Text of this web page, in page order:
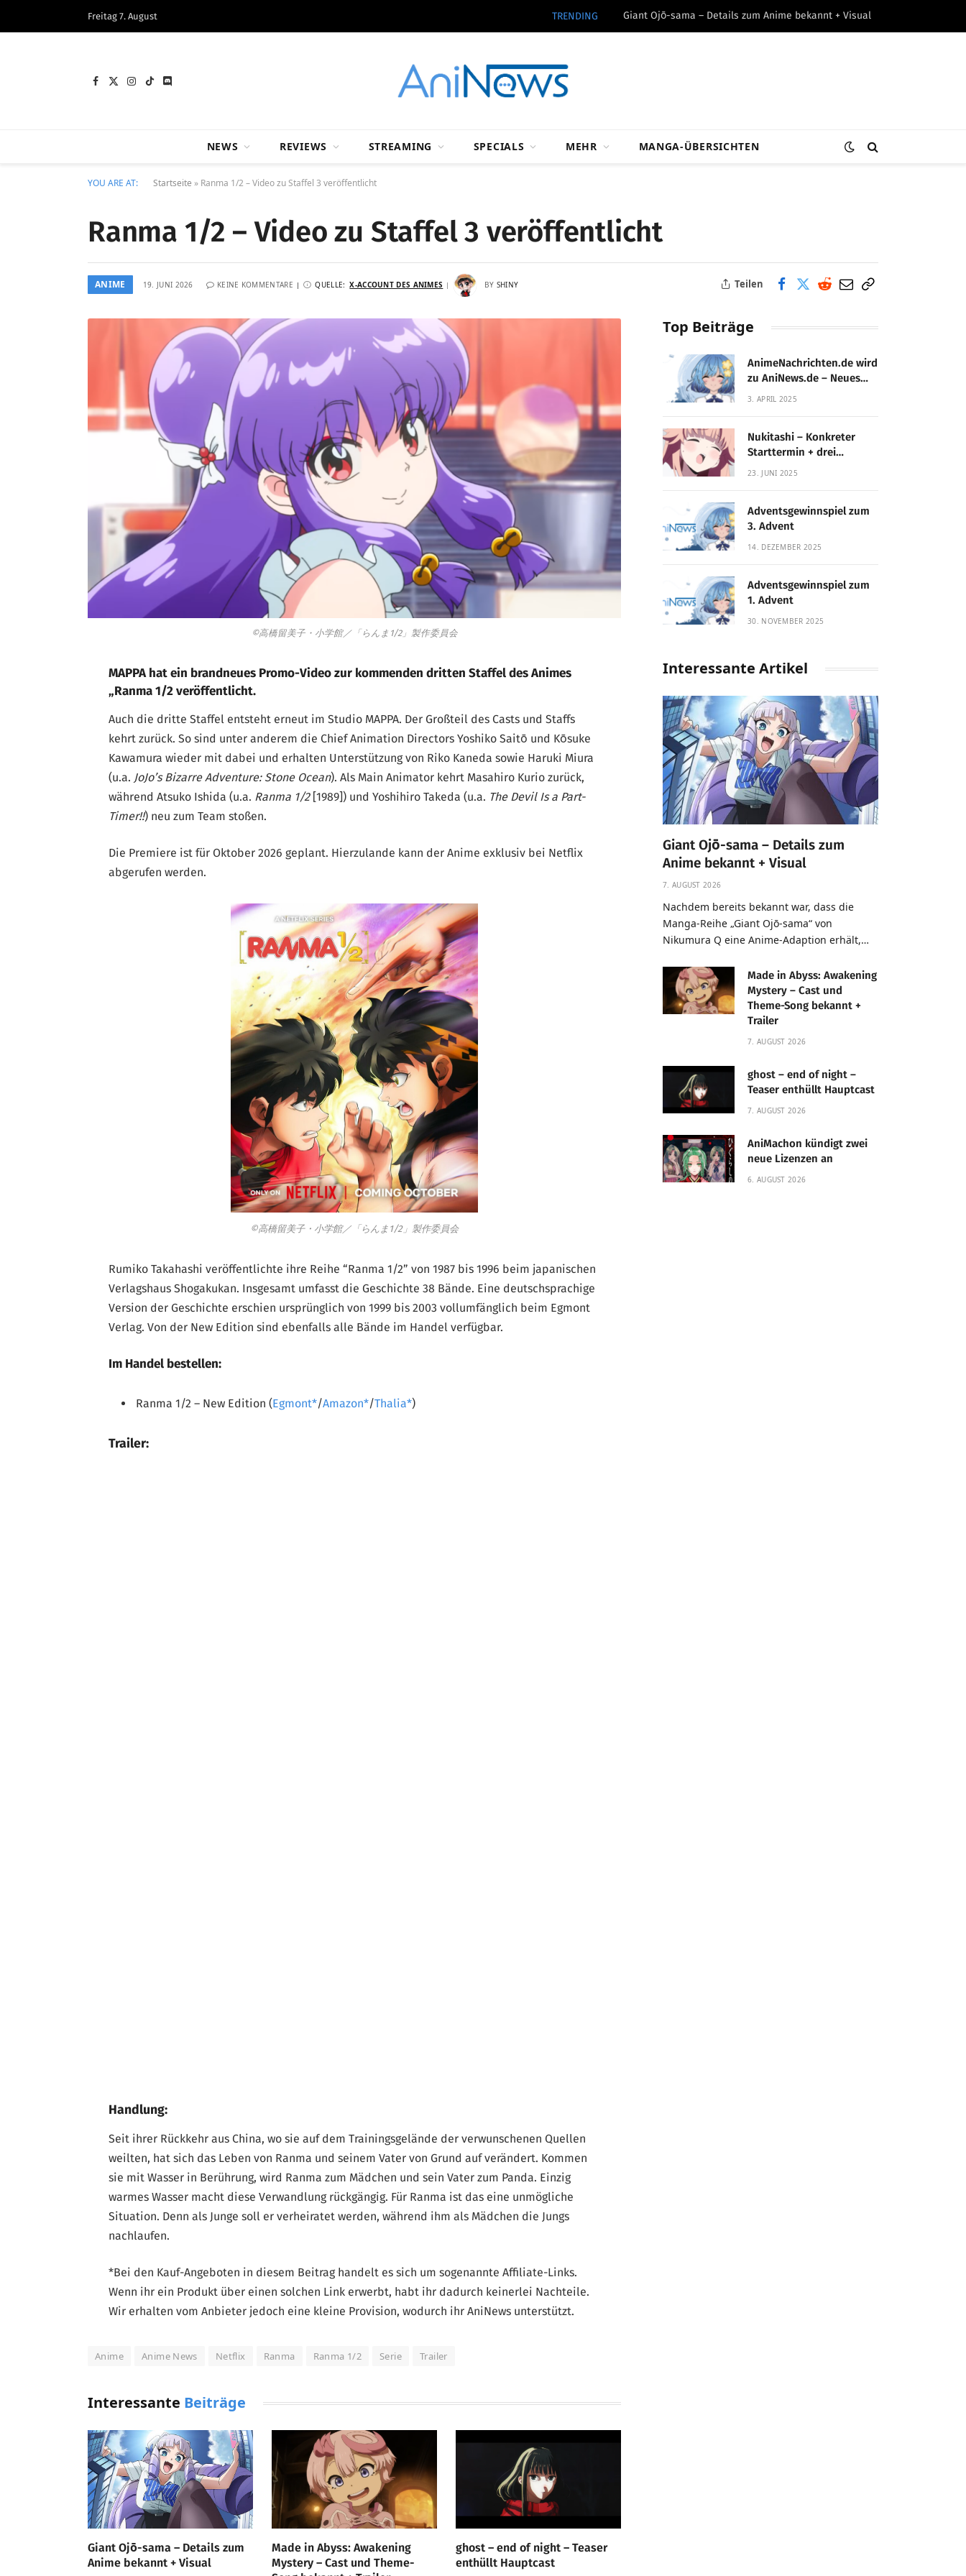
Freitag 7. August TRENDING Giant Ojō-sama – Details zum Anime bekannt + Visual
Facebook
X
Instagram
TikTokDiscord
NEWS REVIEWS STREAMING SPECIALS MEHR MANGA-ÜBERSICHTEN
YOU ARE AT: Startseite » Ranma 1/2 – Video zu Staffel 3 veröffentlicht
Ranma 1/2 – Video zu Staffel 3 veröffentlicht
ANIME 19. JUNI 2026 KEINE KOMMENTARE QUELLE: X-ACCOUNT DES ANIMES BY SHINY Teilen
©高橋留美子・小学館／「らんま1/2」製作委員会
MAPPA hat ein brandneues Promo-Video zur kommenden dritten Staffel des Animes
„Ranma 1/2 veröffentlicht.
Auch die dritte Staffel entsteht erneut im Studio MAPPA. Der Großteil des Casts und Staffs
kehrt zurück. So sind unter anderem die Chief Animation Directors Yoshiko Saitō und Kōsuke
Kawamura wieder mit dabei und erhalten Unterstützung von Riko Kaneda sowie Haruki Miura
(u.a. JoJo’s Bizarre Adventure: Stone Ocean). Als Main Animator kehrt Masahiro Kurio zurück,
während Atsuko Ishida (u.a. Ranma 1/2[1989]) und Yoshihiro Takeda (u.a. The Devil Is a Part-
Timer!!) neu zum Team stoßen.
Die Premiere ist für Oktober 2026 geplant. Hierzulande kann der Anime exklusiv bei Netflix
abgerufen werden.
©高橋留美子・小学館／「らんま1/2」製作委員会
Rumiko Takahashi veröffentlichte ihre Reihe “Ranma 1/2” von 1987 bis 1996 beim japanischen
Verlagshaus Shogakukan. Insgesamt umfasst die Geschichte 38 Bände. Eine deutschsprachige
Version der Geschichte erschien ursprünglich von 1999 bis 2003 vollumfänglich beim Egmont
Verlag. Von der New Edition sind ebenfalls alle Bände im Handel verfügbar.
Im Handel bestellen:
Ranma 1/2 – New Edition (Egmont /Amazon /Thalia )
Trailer:
Handlung:
Seit ihrer Rückkehr aus China, wo sie auf dem Trainingsgelände der verwunschenen Quellen
weilten, hat sich das Leben von Ranma und seinem Vater von Grund auf verändert. Kommen
sie mit Wasser in Berührung, wird Ranma zum Mädchen und sein Vater zum Panda. Einzig
warmes Wasser macht diese Verwandlung rückgängig. Für Ranma ist das eine unmögliche
Situation. Denn als Junge soll er verheiratet werden, während ihm als Mädchen die Jungs
nachlaufen.
*Bei den Kauf-Angeboten in diesem Beitrag handelt es sich um sogenannte Affiliate-Links.
Wenn ihr ein Produkt über einen solchen Link erwerbt, habt ihr dadurch keinerlei Nachteile.
Wir erhalten vom Anbieter jedoch eine kleine Provision, wodurch ihr AniNews unterstützt.
Anime Anime News Netflix Ranma Ranma 1/2 Serie Trailer
Interessante Beiträge
Giant Ojō-sama – Details zum
Anime bekannt + Visual
Made in Abyss: Awakening
Mystery – Cast und Theme-
ghost – end of night – Teaser
enthüllt Hauptcast
Top Beiträge
AnimeNachrichten.de wird
zu AniNews.de – Neues
Design, gewohnte
3. APRIL 2025
Nukitashi – Konkreter
Starttermin + drei
Fassungen enthüllt
23. JUNI 2025
Adventsgewinnspiel zum
3. Advent
14. DEZEMBER 2025
Adventsgewinnspiel zum
1. Advent
30. NOVEMBER 2025
Interessante Artikel
Giant Ojō-sama – Details zum
Anime bekannt + Visual
7. AUGUST 2026
Nachdem bereits bekannt war, dass die
Manga-Reihe „Giant Ojō-sama“ von
Nikumura Q eine Anime-Adaption erhält,…
Made in Abyss: Awakening
Mystery – Cast und
Theme-Song bekannt +
Trailer
7. AUGUST 2026
ghost – end of night –
Teaser enthüllt Hauptcast
7. AUGUST 2026
AniMachon kündigt zwei
neue Lizenzen an
6. AUGUST 2026